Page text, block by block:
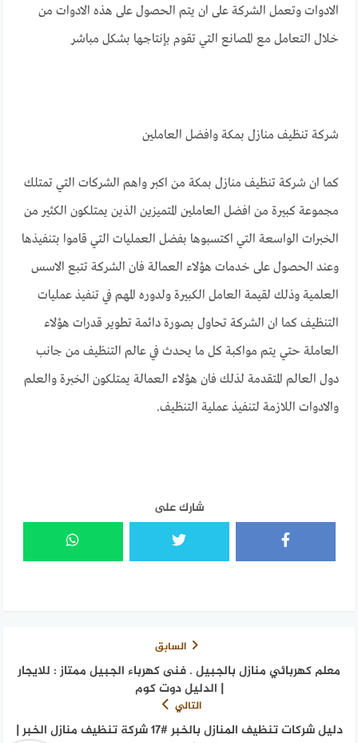
الادوات وتعمل الشركة على ان يتم الحصول على هذه الادوات من
خلال التعامل مع المصانع التي تقوم بإنتاجها بشكل مباشر
شركة تنظيف منازل بمكة وافضل العاملين
كما ان شركة تنظيف منازل بمكة من اكبر واهم الشركات التي تمتلك
مجموعة كبيرة من افضل العاملين المتميزين الذين يمتلكون الكثير من
الخبرات الواسعة التي اكتسبوها بفضل العمليات التي قاموا بتنفيذها
وعند الحصول على خدمات هؤلاء العمالة فان الشركة تتبع الاسس
العلمية وذلك لقيمة العامل الكبيرة ولدوره المهم في تنفيذ عمليات
التنظيف كما ان الشركة تحاول بصورة دائمة تطوير قدرات هؤلاء
العاملة حتي يتم مواكبة كل ما يحدث في عالم التنظيف من جانب
دول العالم المتقدمة لذلك فان هؤلاء العمالة يمتلكون الخبرة والعلم
والادوات اللازمة لتنفيذ عملية التنظيف.
شارك على
السابق
معلم كهربائي منازل بالجبيل . فنى كهرباء الجبيل ممتاز : للايجار
| الدليل دوت كوم
التالي
دليل شركات تنظيف المنازل بالخبر #17 شركة تنظيف منازل الخبر |